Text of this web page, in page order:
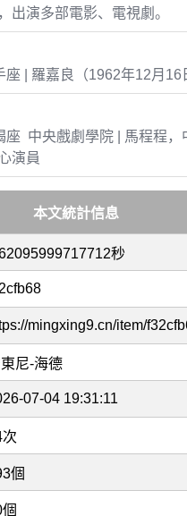
出演多部電影、電視劇。
| 羅嘉良（1962年12月16
座 中央戲劇學院 | 馬程程，
演員
本文統計信息
秒
mingxing9.cn/item/
尼-海德
07-04 19:31:11
個